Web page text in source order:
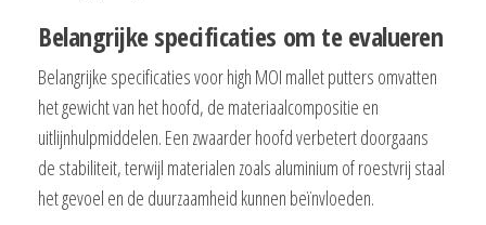
Belangrijke specificaties om te evalueren
Belangrijke specificaties voor high MOI mallet putters omvatten
het gewicht van het hoofd, de materiaalcompositie en
uitlijnhulpmiddelen. Een zwaarder hoofd verbetert doorgaans
de stabiliteit, terwijl materialen zoals aluminium of roestvrij staal
het gevoel en de duurzaamheid kunnen beïnvloeden.